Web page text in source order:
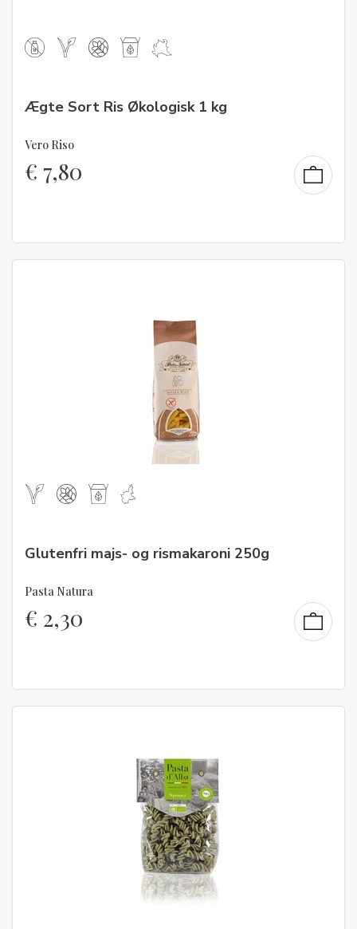
Ægte Sort Ris Økologisk 1 kg
Vero Riso
€ 7,80
Glutenfri majs- og rismakaroni 250g
Pasta Natura
€ 2,30